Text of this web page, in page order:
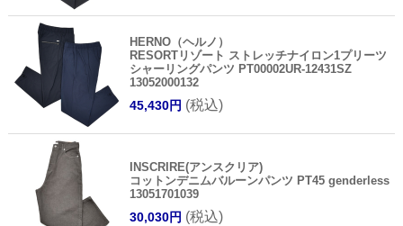
HERNO（ヘルノ）
RESORTリゾート ストレッチナイロン1プリーツ
シャーリングパンツ PT00002UR-12431SZ
13052000132
45,430円 (税込)
INSCRIRE(アンスクリア)
コットンデニムバルーンパンツ PT45 genderless
13051701039
30,030円 (税込)